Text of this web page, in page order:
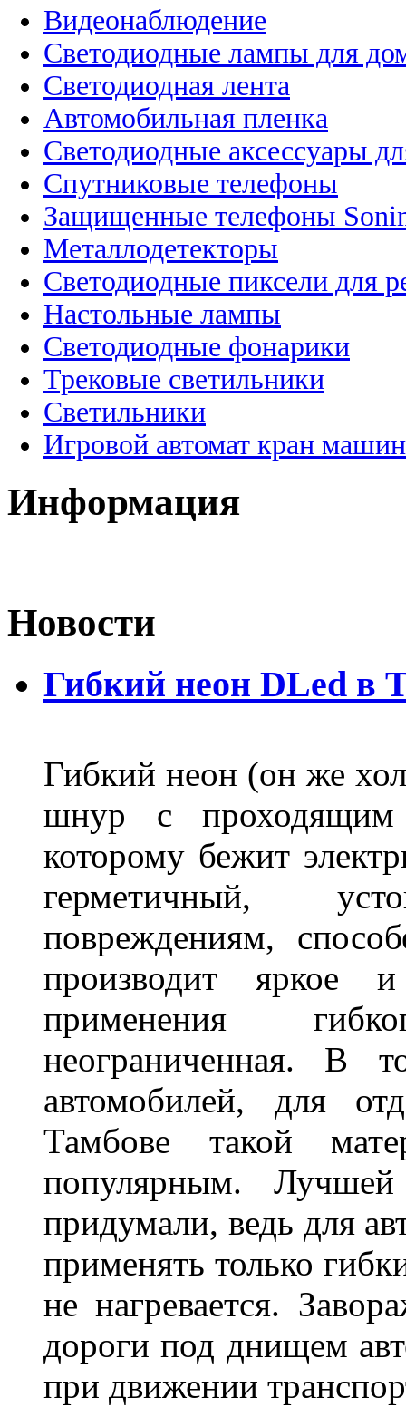
Видеонаблюдение
Светодиодные лампы для
Светодиодная лента
Автомобильная пленка
Светодиодные аксессуары
Спутниковые телефоны
Защищенные телефоны
Металлодетекторы
Светодиодные пиксели для
Настольные лампы
Светодиодные фонарики
Трековые светильники
Светильники
Игровой автомат кран
Информация
Новости
Гибкий неон DLed в
Гибкий неон (он же
шнур с
которому бежит
герметичный,
повреждениям,
производит яркое
применения
неограниченная.
автомобилей, для
Тамбове такой
популярным.
придумали, ведь для
применять только
не нагревается.
дороги под днищем
при движении